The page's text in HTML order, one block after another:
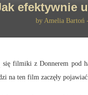
efektywnie
by Amelia Bartoń
się filmiki z Donnerem pod
na ten film zaczęły